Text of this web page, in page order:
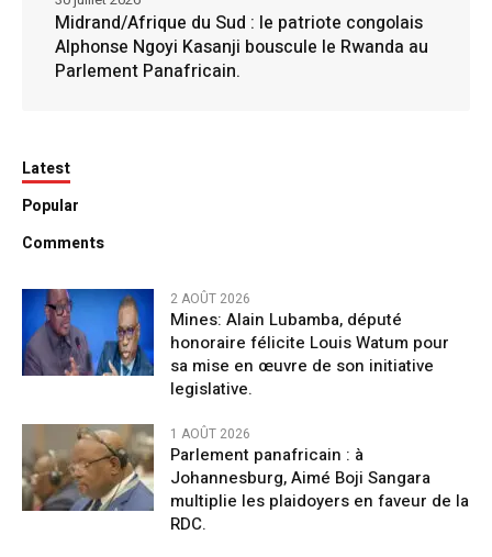
Midrand/Afrique du Sud : le patriote congolais
Alphonse Ngoyi Kasanji bouscule le Rwanda au
Parlement Panafricain.
Latest
Popular
Comments
2 AOÛT 2026
Mines: Alain Lubamba, député
honoraire félicite Louis Watum pour
sa mise en œuvre de son initiative
legislative.
1 AOÛT 2026
Parlement panafricain : à
Johannesburg, Aimé Boji Sangara
multiplie les plaidoyers en faveur de la
RDC.